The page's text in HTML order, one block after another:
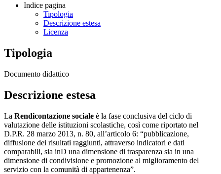
Indice pagina
Tipologia
Descrizione estesa
Licenza
Tipologia
Documento didattico
Descrizione estesa
La Rendicontazione sociale è la fase conclusiva del ciclo di
valutazione delle istituzioni scolastiche, così come riportato nel
D.P.R. 28 marzo 2013, n. 80, all’articolo 6: “pubblicazione,
diffusione dei risultati raggiunti, attraverso indicatori e dati
comparabili, sia inD una dimensione di trasparenza sia in una
dimensione di condivisione e promozione al miglioramento del
servizio con la comunità di appartenenza”.